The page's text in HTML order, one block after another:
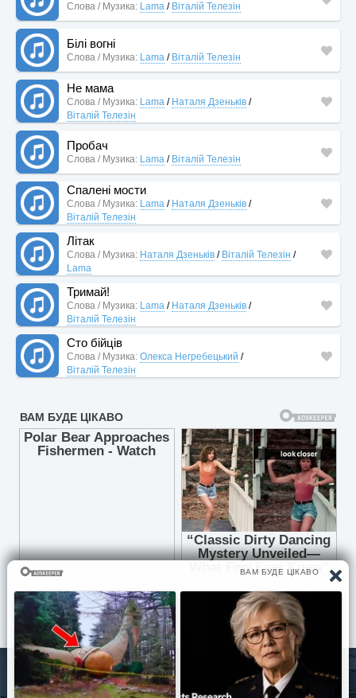
Слова / Музика: Lama / Віталій Телезін
Білі вогні
Слова / Музика: Lama / Віталій Телезін
Не мама
Слова / Музика: Lama / Наталя Дзеньків /
Віталій Телезін
Пробач
Слова / Музика: Lama / Віталій Телезін
Спалені мости
Слова / Музика: Lama / Наталя Дзеньків /
Віталій Телезін
Літак
Слова / Музика: Наталя Дзеньків / Віталій Телезін /
Lama
Тримай!
Слова / Музика: Lama / Наталя Дзеньків /
Віталій Телезін
Сто бійців
Слова / Музика: Олекса Негребецький /
Віталій Телезін
© Pisni.Club 2020 - 2026 З будь-яких питань звертайтесь на